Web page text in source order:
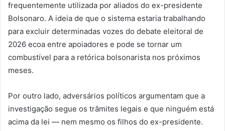
frequentemente utilizada por aliados do ex-presidente
Bolsonaro. A ideia de que o sistema estaria trabalhando
para excluir determinadas vozes do debate eleitoral de
2026 ecoa entre apoiadores e pode se tornar um
combustível para a retórica bolsonarista nos próximos
meses.
Por outro lado, adversários políticos argumentam que a
investigação segue os trâmites legais e que ninguém está
acima da lei — nem mesmo os filhos do ex-presidente.